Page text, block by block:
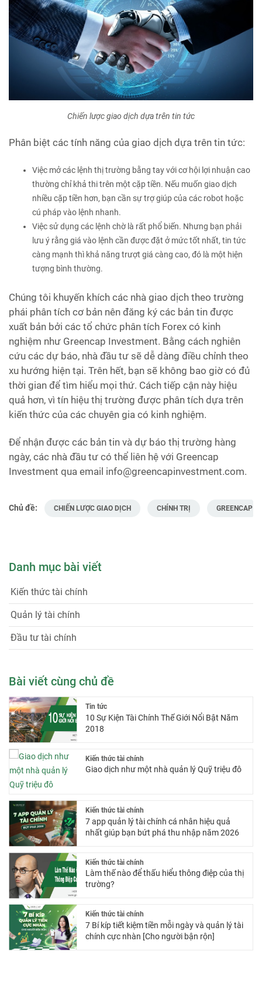
Chiến lược giao dịch dựa trên tin tức
Phân biệt các tính năng của giao dịch dựa trên tin tức:
Việc mở các lệnh thị trường bằng tay với cơ hội lợi nhuận cao
thường chỉ khả thi trên một cặp tiền. Nếu muốn giao dịch
nhiều cặp tiền hơn, bạn cần sự trợ giúp của các robot hoặc
cú pháp vào lệnh nhanh.
Việc sử dụng các lệnh chờ là rất phổ biến. Nhưng bạn phải
lưu ý rằng giá vào lệnh cần được đặt ở mức tốt nhất, tin tức
càng mạnh thì khả năng trượt giá càng cao, đó là một hiện
tượng bình thường.
Chúng tôi khuyến khích các nhà giao dịch theo trường
phái phân tích cơ bản nên đăng ký các bản tin được
xuất bản bởi các tổ chức phân tích Forex có kinh
nghiệm như Greencap Investment. Bằng cách nghiên
cứu các dự báo, nhà đầu tư sẽ dễ dàng điều chỉnh theo
xu hướng hiện tại. Trên hết, bạn sẽ không bao giờ có đủ
thời gian để tìm hiểu mọi thứ. Cách tiếp cận này hiệu
quả hơn, vì tín hiệu thị trường được phân tích dựa trên
kiến thức của các chuyên gia có kinh nghiệm.
Để nhận được các bản tin và dự báo thị trường hàng
ngày, các nhà đầu tư có thể liên hệ với Greencap
Investment qua email info@greencapinvestment.com.
Chủ đề: CHIẾN LƯỢC GIAO DỊCH CHÍNH TRỊ GREENCAP
Danh mục bài viết
Kiến thức tài chính
Quản lý tài chính
Đầu tư tài chính
Bài viết cùng chủ đề
Tin tức
10 Sự Kiện Tài Chính Thế Giới Nổi Bật Năm
2018
Kiến thức tài chính
Giao dịch như một nhà quản lý Quỹ triệu đô
Kiến thức tài chính
7 app quản lý tài chính cá nhân hiệu quả
nhất giúp bạn bứt phá thu nhập năm 2026
Kiến thức tài chính
Làm thế nào để thấu hiểu thông điệp của thị
trường?
Kiến thức tài chính
7 Bí kíp tiết kiệm tiền mỗi ngày và quản lý tài
chính cực nhàn [Cho người bận rộn]